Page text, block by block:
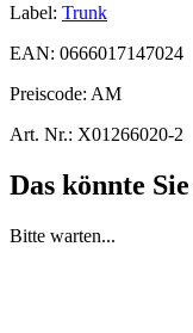
Label: Trunk
EAN: 0666017147024
Preiscode: AM
Art. Nr.: X01266020-2
Das könnte
Bitte warten...